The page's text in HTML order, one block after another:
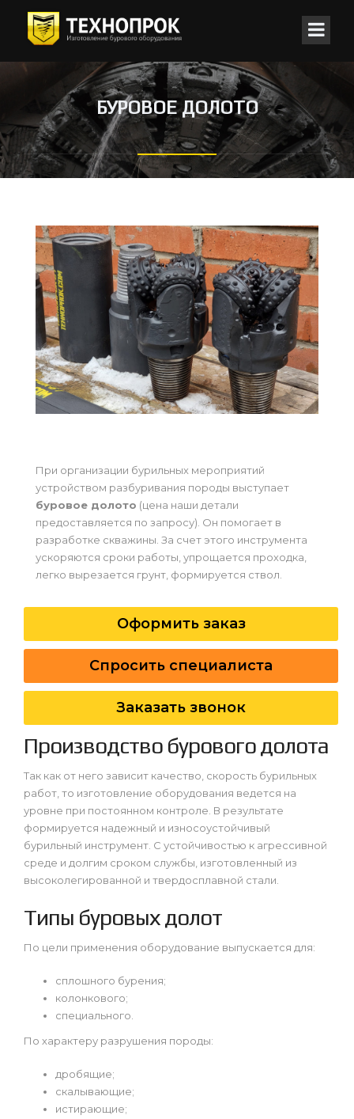
БУРОВОЕ ДОЛОТО
При организации бурильных мероприятий
устройством разбуривания породы выступает
буровое долото (цена наши детали
предоставляется по запросу). Он помогает в
разработке скважины. За счет этого инструмента
ускоряются сроки работы, упрощается проходка,
легко вырезается грунт, формируется ствол.
Оформить заказ
Спросить специалиста
Заказать звонок
Производство бурового долота
Так как от него зависит качество, скорость бурильных
работ, то изготовление оборудования ведется на
уровне при постоянном контроле. В результате
формируется надежный и износоустойчивый
бурильный инструмент. С устойчивостью к агрессивной
среде и долгим сроком службы, изготовленный из
высоколегированной и твердосплавной стали.
Типы буровых долот
По цели применения оборудование выпускается для:
сплошного бурения;
колонкового;
специального.
По характеру разрушения породы:
дробящие;
скалывающие;
истирающие;